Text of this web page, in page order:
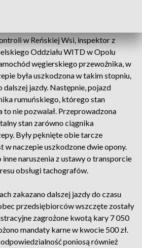
w Reńskiej Wsi, inspektor z
Oddziału WITD w Opolu
węgierskiego przewoźnika, w
była uszkodzona w takim stopniu,
dalszej jazdy. Następnie, pojazd
rumuńskiego, którego stan
to nie pozwalał. Przeprowadzona
stan zarówno ciągnika
Były pęknięte obie tarcze
w naczepie uszkodzone dwie opony.
naruszenia z ustawy o transporcie
obsługi tachografów.
zakazano dalszej jazdy do czasu
przedsiębiorców wszczęte zostały
zagrożone kwotą kary 7 050
mandaty karne w kwocie 500 zł.
poniosą również